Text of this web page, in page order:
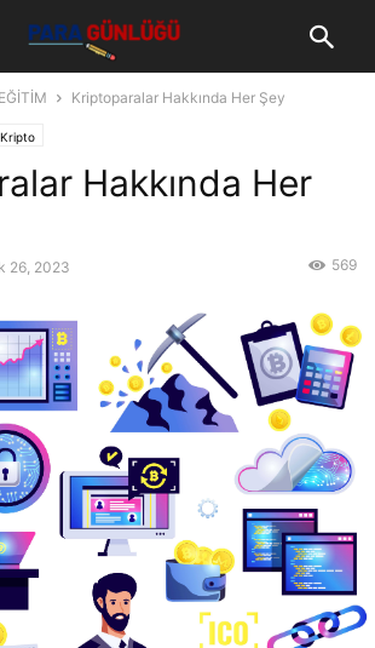
EĞİTİM Kriptoparalar Hakkında Her Şey
Kripto
Hakkında Her
26, 2023 569